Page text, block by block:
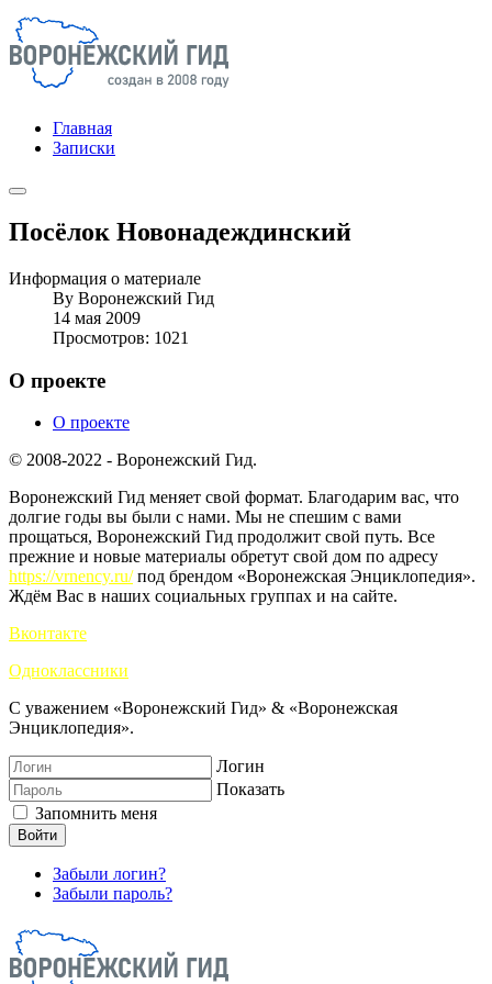
Главная
Записки
Посёлок Новонадеждинский
Информация о материале
By Воронежский Гид
14 мая 2009
Просмотров: 1021
О проекте
О проекте
© 2008-2022 - Воронежский Гид.
Воронежский Гид меняет свой формат. Благодарим вас, что
долгие годы вы были с нами. Мы не спешим с вами
прощаться, Воронежский Гид продолжит свой путь. Все
прежние и новые материалы обретут свой дом по адресу
https://vrnency.ru/под брендом «Воронежская Энциклопедия».
Ждём Вас в наших социальных группах и на сайте.
Вконтакте
Одноклассники
С уважением «Воронежский Гид» & «Воронежская
Энциклопедия».
Логин
Показать
Запомнить меня
Войти
Забыли логин?
Забыли пароль?